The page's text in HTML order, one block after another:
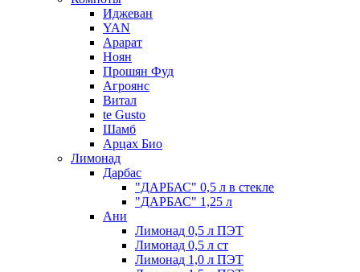
Иджеван
YAN
Арарат
Ноян
Прошян Фуд
Агроянс
Витал
te Gusto
Шамб
Арцах Био
Лимонад
Дарбас
"ДАРБАС" 0,5 л в стекле
"ДАРБАС" 1,25 л
Ани
Лимонад 0,5 л ПЭТ
Лимонад 0,5 л ст
Лимонад 1,0 л ПЭТ